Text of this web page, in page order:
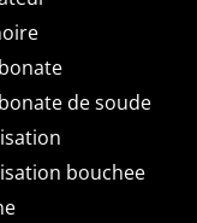
de soude
bouchee